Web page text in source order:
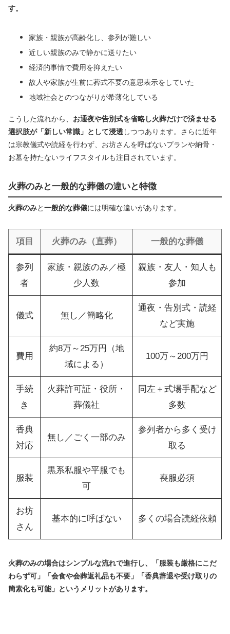
す。
家族・親族が高齢化し、参列が難しい
近しい親族のみで静かに送りたい
経済的事情で費用を抑えたい
故人や家族が生前に葬式不要の意思表示をしていた
地域社会とのつながりが希薄化している
こうした流れから、 お通夜や告別式を省略し火葬だけで済ませる
選択肢が「新しい常識」として浸透しつつあります。さらに近年
は宗教儀式や読経を行わず、お坊さんを呼ばないプランや納骨・
お墓を持たないライフスタイルも注目されています。
火葬のみと一般的な葬儀の違いと特徴
火葬のみと一般的な葬儀には明確な違いがあります。
項目 火葬のみ（直葬） 一般的な葬儀
参列
者
家族・親族のみ／極
少人数
親族・友人・知人も
参加
儀式 無し／簡略化
通夜・告別式・読経
など実施
費用
約8万～25万円（地
域による）
100万～200万円
手続
き
火葬許可証・役所・
葬儀社
同左＋式場手配など
多数
香典
対応
無し／ごく一部のみ
参列者から多く受け
取る
服装
黒系私服や平服でも
可
喪服必須
お坊
さん
基本的に呼ばない 多くの場合読経依頼
火葬のみの場合はシンプルな流れで進行し、「服装も厳格にこだ
わらず可」「会食や会葬返礼品も不要」「香典辞退や受け取りの
簡素化も可能」というメリットがあります。